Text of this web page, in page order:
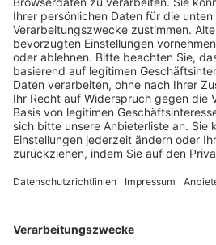
Trainerausbildung
Schulungsangebot Vereinsmitarbeiter
BFV-Geschäftsstellen
Trainerbörse
Login SpielPlus
FOLGE DEM BFV